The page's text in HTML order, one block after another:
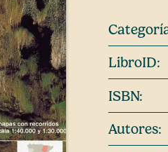
LibroID:
ISBN:
Autores: